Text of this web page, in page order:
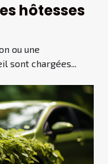
hôtesses
ou une
sont chargées...